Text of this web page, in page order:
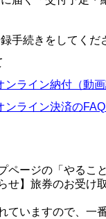
手続きをしてくだ
ライン納付（動画
ライン決済のFAQ
ページの「やるこ
せ】旅券のお受け
ていますので、一